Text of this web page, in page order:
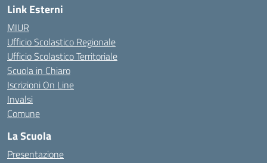
Link Esterni
MIUR
Ufficio Scolastico Regionale
Ufficio Scolastico Territoriale
Scuola in Chiaro
Iscrizioni On Line
Invalsi
Comune
La Scuola
Presentazione